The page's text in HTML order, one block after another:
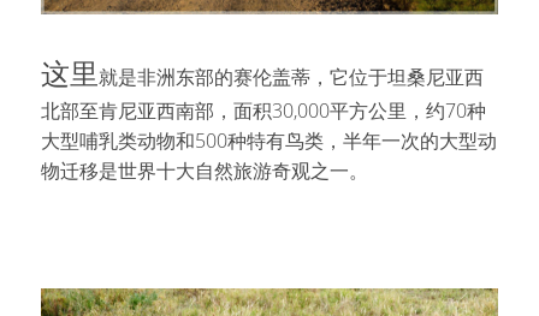
这里就是非洲东部的赛伦盖蒂，它位于坦桑尼亚西
北部至肯尼亚西南部，面积30,000平方公里，约70种
大型哺乳类动物和500种特有鸟类，半年一次的大型动
物迁移是世界十大自然旅游奇观之一。